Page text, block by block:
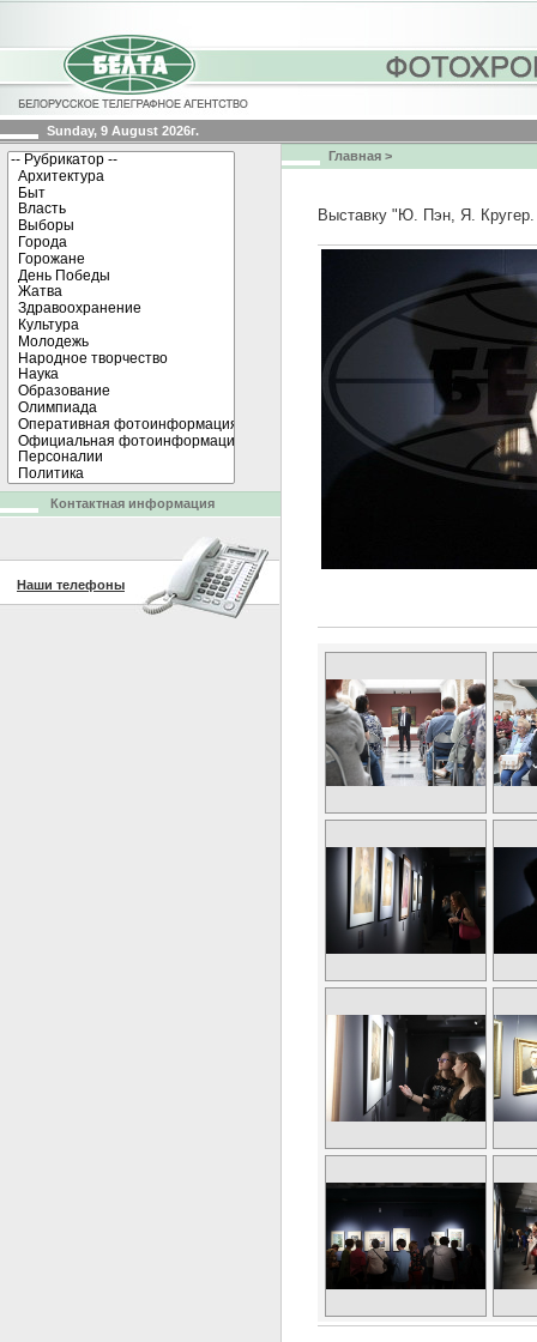
Sunday, 9 August 2026г.
Главная >
Выставку "Ю. Пэн, Я.
Контактная информация
Наши телефоны